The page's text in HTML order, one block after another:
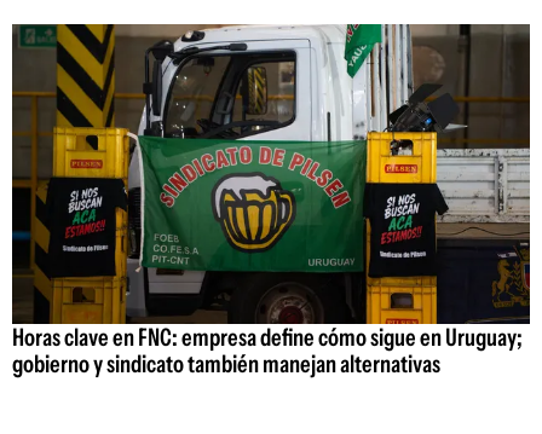
Horas clave en FNC: empresa define cómo sigue en Uruguay;
gobierno y sindicato también manejan alternativas